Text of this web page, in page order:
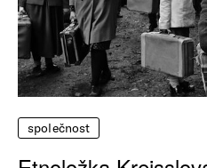
společnost